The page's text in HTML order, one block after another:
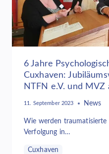
6 Jahre
Cuxhaven:
NTFN e.V. und MVZ
11. September 2023 News
Wie werden traumatisierte
Verfolgung in…
Cuxhaven